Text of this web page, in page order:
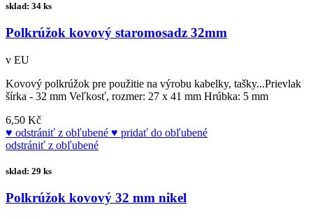
sklad: 34 ks
Polkrúžok kovový staromosadz 32mm
v EU
Kovový polkrúžok pre použitie na výrobu kabelky, tašky...Prievlak
šírka - 32 mm Veľkosť, rozmer: 27 x 41 mm Hrúbka: 5 mm
6,50 Kč
odstrániť z obľubené
pridať do obľubené
odstrániť z obľubené
sklad: 29 ks
Polkrúžok kovový 32 mm nikel